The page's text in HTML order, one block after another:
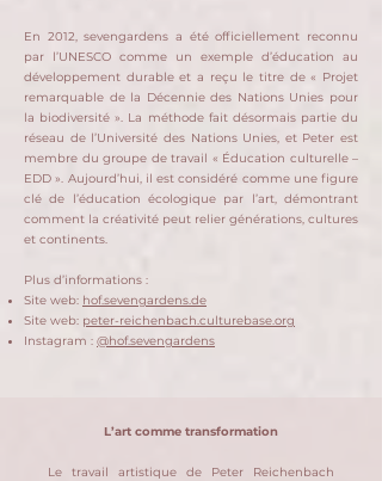
En 2012, sevengardens a été officiellement reconnu
par l’UNESCO comme un exemple d’éducation au
développement durable et a reçu le titre de « Projet
remarquable de la Décennie des Nations Unies pour
la biodiversité ». La méthode fait désormais partie du
réseau de l’Université des Nations Unies, et Peter est
membre du groupe de travail « Éducation culturelle –
EDD ». Aujourd’hui, il est considéré comme une figure
clé de l’éducation écologique par l’art, démontrant
comment la créativité peut relier générations, cultures
et continents.
Plus d’informations :
Site web: hof.sevengardens.de
Site web: peter-reichenbach.culturebase.org
Instagram : @hof.sevengardens
L’art comme transformation
Le travail artistique de Peter Reichenbach